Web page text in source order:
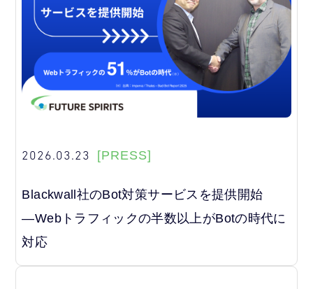
2026.03.23 [PRESS]
Blackwall社のBot対策サービスを提供開始
―Webトラフィックの半数以上がBotの時代に
対応